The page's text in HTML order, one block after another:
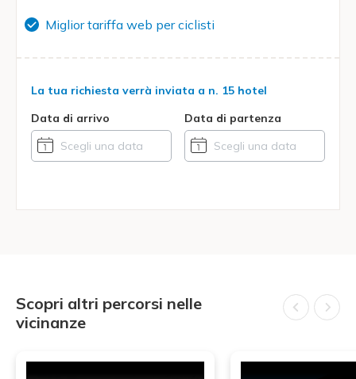
Miglior tariffa web per ciclisti
La tua richiesta verrà inviata a n. 15 hotel
Data di arrivo
Data di partenza
Scopri altri percorsi nelle
vicinanze